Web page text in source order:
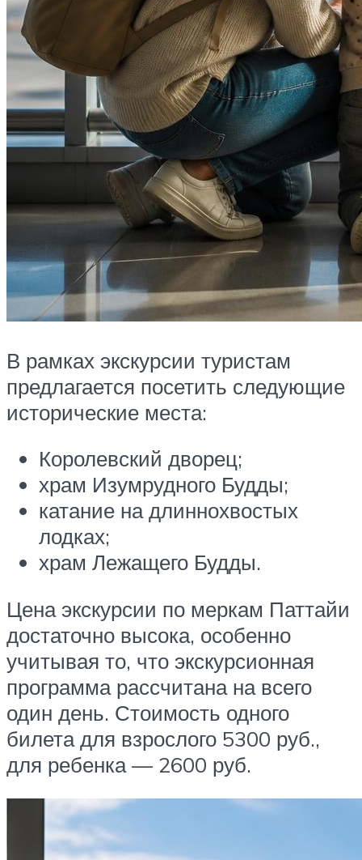
В рамках экскурсии туристам
предлагается посетить следующие
исторические места:
Королевский дворец;
храм Изумрудного Будды;
катание на длиннохвостых
лодках;
храм Лежащего Будды.
Цена экскурсии по меркам Паттайи
достаточно высока, особенно
учитывая то, что экскурсионная
программа рассчитана на всего
один день. Стоимость одного
билета для взрослого 5300 руб.,
для ребенка — 2600 руб.